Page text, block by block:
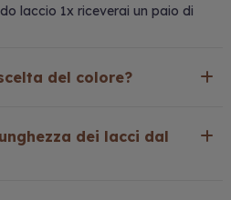
laccio 1x riceverai un paio di
del colore?
dei lacci dal